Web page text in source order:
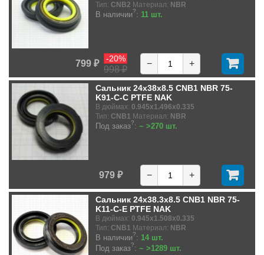
Тип: CNB2 Материал: NBR
В наличии?: 11 шт.
799 ₽
998 ₽
-20% − +
Сальник 24x38x8.5 CNB1 NBR 75-
K91-C-C PTFE NAK
В дюймах: 0.945x1.496x0.335
Тип: CNB1 Материал: NBR
Под заказ?: ~ >270 шт.
979 ₽ − +
Сальник 24x38.3x8.5 CNB1 NBR 75-
K11-C-E PTFE NAK
В дюймах: 0.945x1.508x0.335
Тип: CNB1 Материал: NBR
В наличии?: 14 шт.
Под заказ?: ~ >1289 шт.